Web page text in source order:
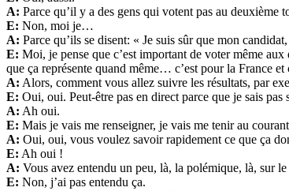
A: Parce qu’il y a des gens qui votent pas au deuxième
E: Non, moi je…
A: Parce qu’ils se disent: « Je suis sûr que mon
E: Moi, je pense que c’est important de voter même
que ça représente quand même… c’est pour la France et
A: Alors, comment vous allez suivre les résultats, par
E: Oui, oui. Peut-être pas en direct parce que je sais pas
A: Ah oui.
E: Mais je vais me renseigner, je vais me tenir au
A: Oui, oui, vous voulez savoir rapidement ce que ça
E: Ah oui !
A: Vous avez entendu un peu, là, la polémique, là, sur
E: Non, j’ai pas entendu ça.